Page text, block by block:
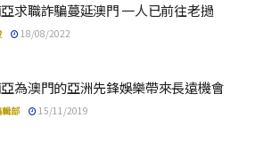
求職詐騙蔓延澳門 一人已前往老撾
18/08/2022
為澳門的亞洲先鋒娛樂帶來長遠機會
部 15/11/2019